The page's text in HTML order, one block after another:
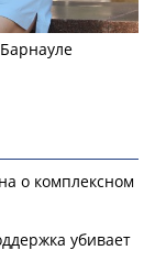
о комплексном
убивает